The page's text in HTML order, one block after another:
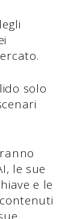
solo
le sue
e le